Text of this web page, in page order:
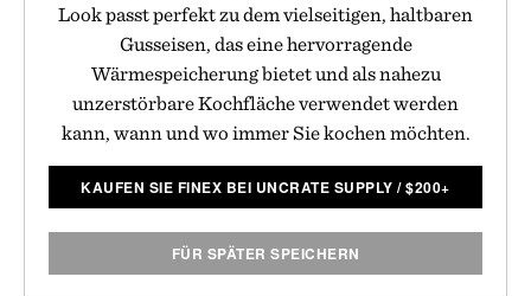
Look passt perfekt zu dem vielseitigen, haltbaren
Gusseisen, das eine hervorragende
Wärmespeicherung bietet und als nahezu
unzerstörbare Kochfläche verwendet werden
kann, wann und wo immer Sie kochen möchten.
KAUFEN SIE FINEX BEI UNCRATE SUPPLY /$200+
FÜR SPÄTER SPEICHERN